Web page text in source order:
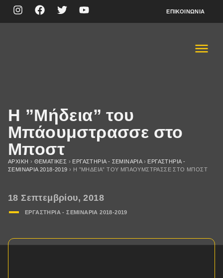
ΕΠΙΚΟΙΝΩΝΊΑ
Η ”Μήδεια” του
Μπάουμστρασσε στο
Μποστ
ΑΡΧΙΚΉ › ΘΕΜΑΤΙΚΈΣ › ΕΡΓΑΣΤΗΡΙΑ - ΣΕΜΙΝΑΡΙΑ› ΕΡΓΑΣΤΗΡΙΑ -
ΣΕΜΙΝΑΡΙA 2018-2019 › Η ”ΜΉΔΕΙΑ” ΤΟΥ ΜΠΆΟΥΜΣΤΡΑΣΣΕ ΣΤΟ ΜΠΟΣΤ
18 Σεπτεμβρίου, 2018
ΕΡΓΑΣΤΗΡΙΑ - ΣΕΜΙΝΑΡΙA 2018-2019